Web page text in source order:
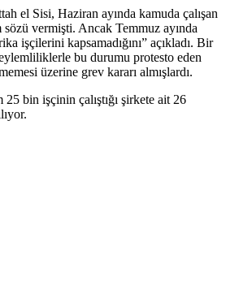
el Sisi, Haziran ayında kamuda çalışan
vermişti. Ancak Temmuz ayında
işçilerini kapsamadığını” açıkladı. Bir
bu durumu protesto eden
üzerine grev kararı almışlardı.
bin işçinin çalıştığı şirkete ait 26